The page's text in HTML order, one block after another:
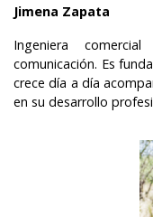
Jimena Zapata
Ingeniera
comunicación. Es
crece día a día
en su desarrollo